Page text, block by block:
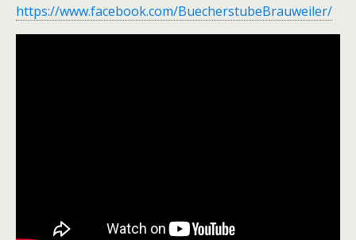
https://www.facebook.com/BuecherstubeBrauweiler/